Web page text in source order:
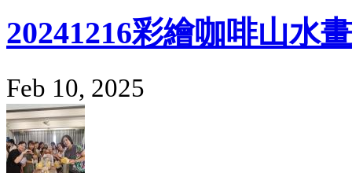
20241216彩繪咖啡山水
Feb 10, 2025